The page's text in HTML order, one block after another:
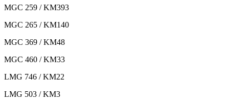
MGC 259 / KM393
MGC 265 / KM140
MGC 369 / KM48
MGC 460 / KM33
LMG 746 / KM22
LMG 503 / KM3